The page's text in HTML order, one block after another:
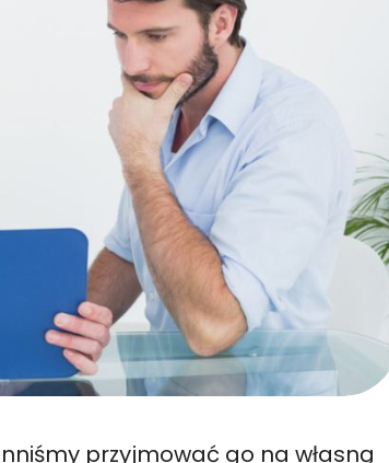
przyjmować go na własną